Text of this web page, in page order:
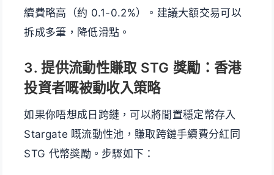
續費略高（約 0.1-0.2%）。建議大額交易可以
拆成多筆，降低滑點。
3. 提供流動性賺取 STG 獎勵：香港
投資者嘅被動收入策略
如果你唔想成日跨鏈，可以將閒置穩定幣存入
Stargate 嘅流動性池，賺取跨鏈手續費分紅同
STG 代幣獎勵。步驟如下：